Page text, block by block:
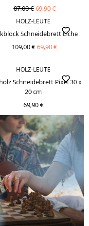
87,00 €69,90 €
HOLZ-LEUTE
Schneidebrett Eiche
109,00 €69,90 €
HOLZ-LEUTE
Schneidebrett Pixel 30 x
20 cm
69,90 €